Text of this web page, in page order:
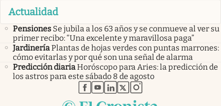
Actualidad
Pensiones Se jubila a los 63 años y se conmueve al ver su
primer recibo: “Una excelente y maravillosa paga”
JardineríaPlantas de hojas verdes con puntas marrones:
cómo evitarlas y por qué son una señal de alarma
Predicción diariaHoróscopo para Aries: la predicción de
los astros para este sábado 8 de agosto
abre en nueva pestaña
abre en nueva pestaña
abre en nueva pestaña
abre en nueva pestaña
abre en nueva pestaña